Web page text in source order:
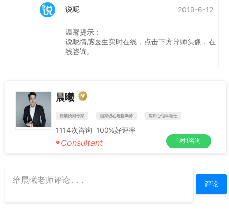
说呢 2019-6-12
温馨提示：
说呢情感医生实时在线，点击下方导师头像，在
线咨询。
晨曦
婚姻挽回专家 国家级心理咨询师 应用心理学硕士
1114次咨询 100%好评率
♥ Consultant 1对1咨询